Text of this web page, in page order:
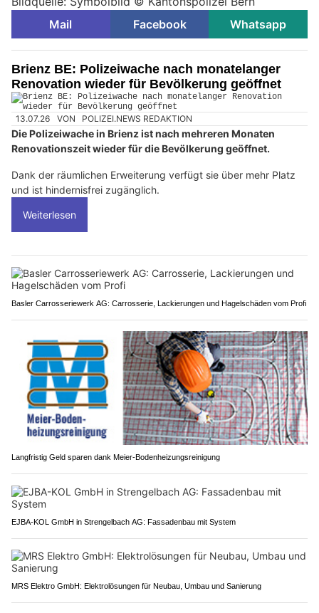
Mail
Facebook Whatsapp
Brienz BE: Polizeiwache nach monatelanger
Renovation wieder für Bevölkerung geöffnet
13.07.26 VON POLIZEI.NEWS REDAKTION
Die Polizeiwache in Brienz ist nach mehreren Monaten
Renovationszeit wieder für die Bevölkerung geöffnet.
Dank der räumlichen Erweiterung verfügt sie über mehr Platz
und ist hindernisfrei zugänglich.
Weiterlesen
Basler Carrosseriewerk AG: Carrosserie, Lackierungen und Hagelschäden vom Profi
Langfristig Geld sparen dank Meier-Bodenheizungsreinigung
EJBA-KOL GmbH in Strengelbach AG: Fassadenbau mit System
MRS Elektro GmbH: Elektrolösungen für Neubau, Umbau und Sanierung